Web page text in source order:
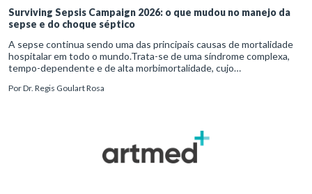
Surviving Sepsis Campaign 2026: o que mudou no manejo da
sepse e do choque séptico
A sepse continua sendo uma das principais causas de mortalidade
hospitalar em todo o mundo.Trata-se de uma síndrome complexa,
tempo-dependente e de alta morbimortalidade, cujo
para o desfe
PorDr. Regis Goulart Rosa